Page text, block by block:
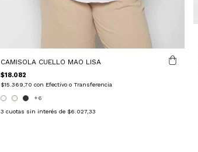
CAMISOLA CUELLO MAO LISA
$18.082
$15.369,70 con Efectivo o Transferencia
+6
3 cuotas sin interés de $6.027,33